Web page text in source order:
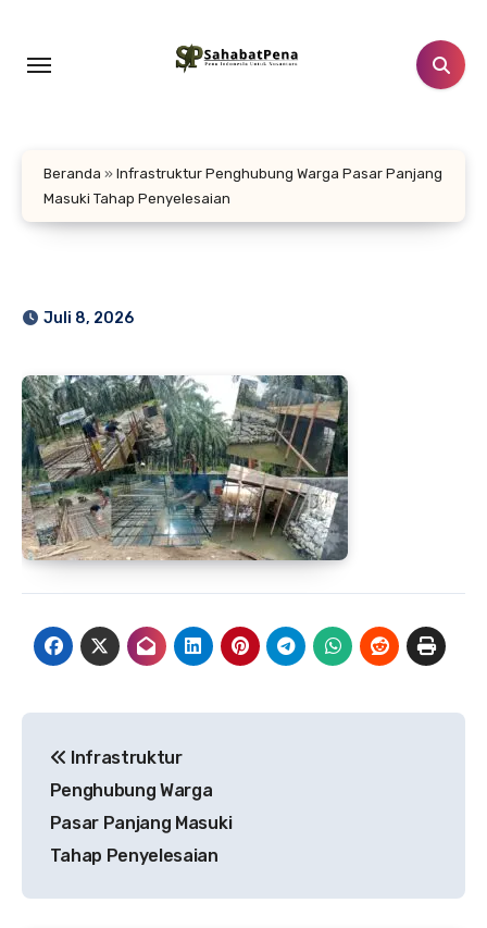
konten
Beranda » Infrastruktur Penghubung Warga Pasar Panjang
Masuki Tahap Penyelesaian
Juli 8, 2026
pos
Infrastruktur
Penghubung Warga
Pasar Panjang Masuki
Tahap Penyelesaian